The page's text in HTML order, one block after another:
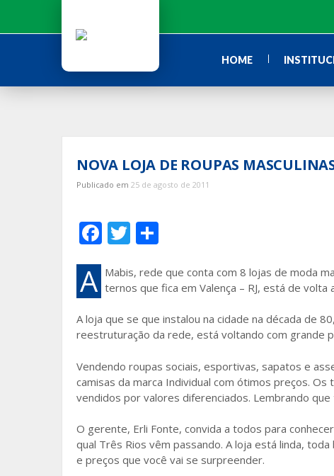
o
HOME
NOVA LOJA DE ROUPAS
Publicado em 25 de agosto de 2011
F
ac
e
b
o
o
k
T
w
itt
er
ar
e
A Mabis, rede que conta com 8 lojas de moda
ternos que fica em Valença – RJ, está de volta
A loja que se que instalou na cidade na década de
reestruturação da rede, está voltando com grande
Vendendo roupas sociais, esportivas, sapatos e
camisas da marca Individual com ótimos preços.
vendidos por valores diferenciados. Lembrando
O gerente, Erli Fonte, convida a todos para
qual Três Rios vêm passando. A loja está linda,
e preços que você vai se surpreender.